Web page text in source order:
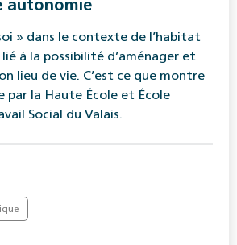
autonomie
» dans le contexte de l’habitat
à la possibilité d’aménager et
lieu de vie. C’est ce que montre
par la Haute École et École
Social du Valais.